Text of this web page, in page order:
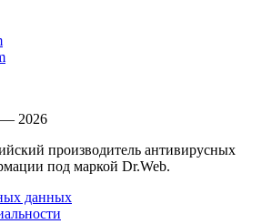
— 2026
производитель антивирусных
под маркой Dr.Web.
данных